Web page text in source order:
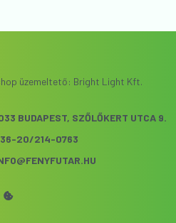
üzemeltető: Bright Light Kft.
BUDAPEST, SZŐLŐKERT UTCA 9.
20/214-0763